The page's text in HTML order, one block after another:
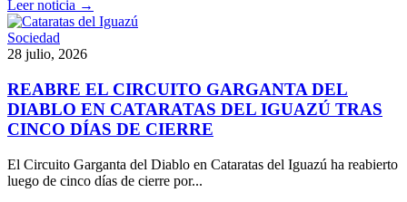
Leer noticia →
Sociedad
28 julio, 2026
REABRE EL CIRCUITO GARGANTA DEL
DIABLO EN CATARATAS DEL IGUAZÚ TRAS
CINCO DÍAS DE CIERRE
El Circuito Garganta del Diablo en Cataratas del Iguazú ha reabierto
luego de cinco días de cierre por...